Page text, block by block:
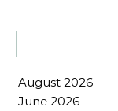
August 2026
June 2026